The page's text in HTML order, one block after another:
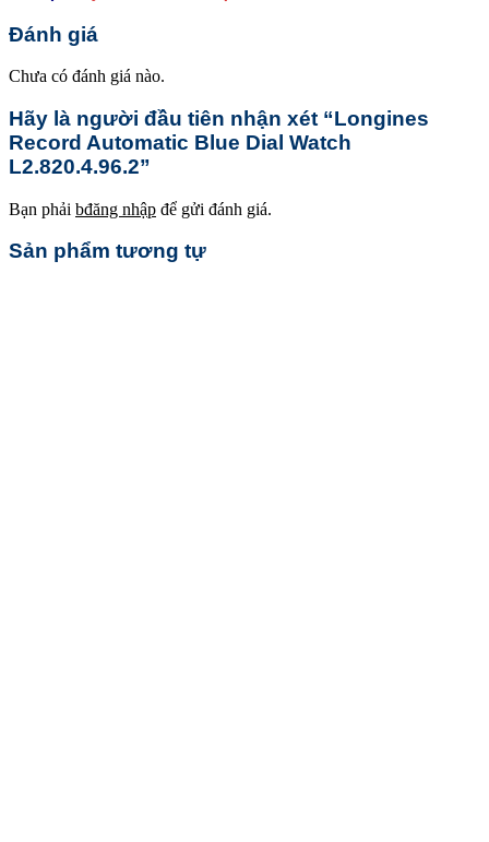
Đánh giá
Chưa có đánh giá nào.
Hãy là người đầu tiên nhận xét “Longines
Record Automatic Blue Dial Watch
L2.820.4.96.2”
Bạn phải bđăng nhập để gửi đánh giá.
Sản phẩm tương tự